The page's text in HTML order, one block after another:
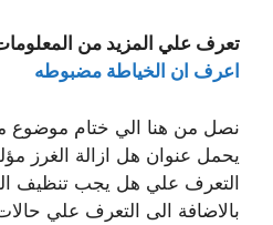
تعرف علي المزيد من
اعرف ان الخياطة مضبوطه
نصل من هنا الي ختام موضوع
يحمل عنوان هل ازالة الغرز
التعرف علي هل يجب تنظيف
بالاضافة الى التعرف علي